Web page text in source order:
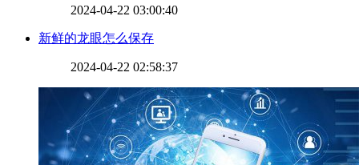
2024-04-22 03:00:40
​新鲜的龙眼怎么保存
2024-04-22 02:58:37